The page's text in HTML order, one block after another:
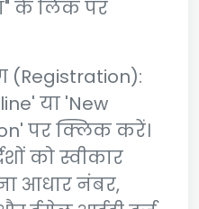
के लिंक पर
(Registration):
या 'New
पर क्लिक करें।
को स्वीकार
आधार नंबर,